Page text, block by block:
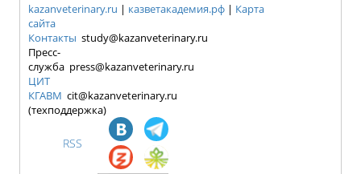
kazanveterinary.ru | казветакадемия.рф | Карта
сайта
Контакты study@kazanveterinary.ru
Пресс-
служба press@kazanveterinary.ru
ЦИТ
КГАВМ cit@kazanveterinary.ru
(техподдержка)
RSS